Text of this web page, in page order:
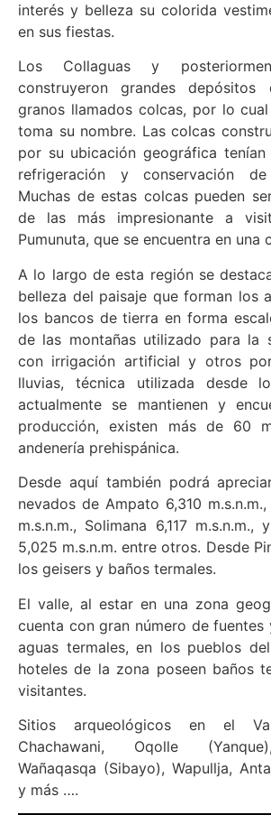
interés y belleza su colorida
en sus fiestas.
Los Collaguas y
construyeron grandes
granos llamados colcas, por lo
toma su nombre. Las colcas
por su ubicación geográfica
refrigeración y conservación
Muchas de estas colcas pueden
de las más impresionante a
Pumunuta, que se encuentra en una
A lo largo de esta región se
belleza del paisaje que forman los
los bancos de tierra en forma
de las montañas utilizado para la
con irrigación artificial y otros
lluvias, técnica utilizada desde
actualmente se mantienen y
producción, existen más de 60
andenería prehispánica.
Desde aquí también podrá
nevados de Ampato 6,310
m.s.n.m., Solimana 6,117 m.s.n.m.,
5,025 m.s.n.m. entre otros. Desde
los geisers y baños termales.
El valle, al estar en una zona
cuenta con gran número de fuentes
aguas termales, en los pueblos
hoteles de la zona poseen baños
visitantes.
Sitios arqueológicos en el
Chachawani, Oqolle
Wañaqasqa (Sibayo), Wapullja,
y más ….